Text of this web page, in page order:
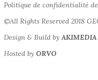
Politique de confidentialité
©All Rights Reserved 2018
Design & Build by AKIMEDIA
Hosted by ORVO